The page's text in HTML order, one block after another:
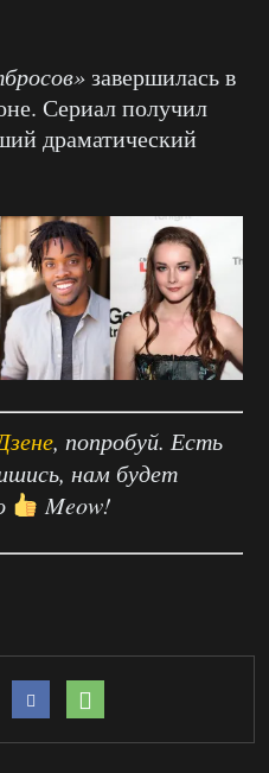
завершилась в
Сериал получил
драматический
, попробуй. Есть
нам будет
Meow!